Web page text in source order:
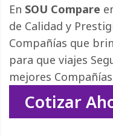
En SOU Compare
de Calidad y
Compañías que
para que viajes
mejores
Cotizar